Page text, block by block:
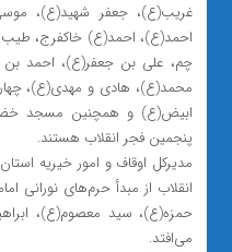
غریب(ع)، جعفر شهید(ع)،
احمد(ع)، احمد(ع) خاکفرج، طیب
چم، علی بن جعفر(ع)، احمد بن
محمد(ع)، هادی و مهدی(ع)، چهار
ابیض(ع) و همچنین مسجد
پنجمین فجر انقلاب هستند.
مدیرکل اوقاف و امور خیریه
انقلاب از مبدأ حرم‌های نورانی
حمزه(ع)، سید معصوم(ع)،
می‌افتد.